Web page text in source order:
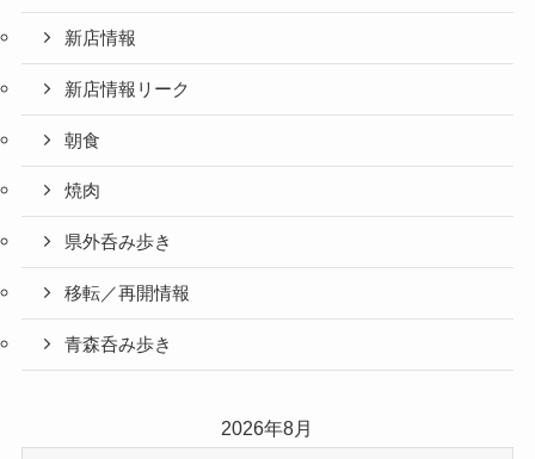
新店情報
新店情報リーク
朝食
焼肉
県外呑み歩き
移転／再開情報
青森呑み歩き
2026年8月